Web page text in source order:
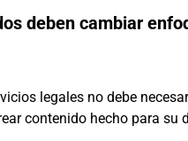
deben cambiar
legales no debe
contenido hecho para su